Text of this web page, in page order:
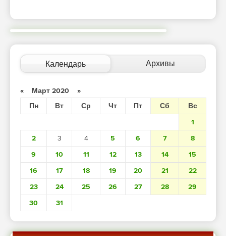
Календарь Архивы
« Март 2020 »
Пн
Вт Ср Чт Пт Сб
Вс
1
2
3 4 5 6 7
8
9
10 11 12 13 14
15
16
17 18 19 20 21
22
23
24 25 26 27 28
29
30
31